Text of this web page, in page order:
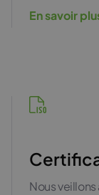
En savoir
Nous